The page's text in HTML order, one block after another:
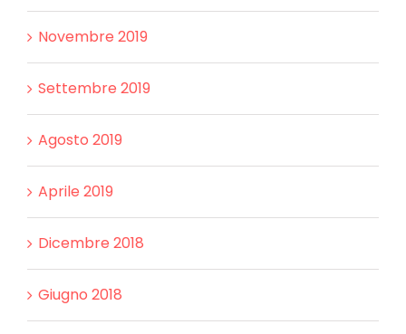
Novembre 2019
Settembre 2019
Agosto 2019
Aprile 2019
Dicembre 2018
Giugno 2018